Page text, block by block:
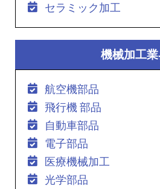
セラミック加工
機械加工
航空機部品
飛行機 部品
自動車部品
電子部品
医療機械加工
光学部品